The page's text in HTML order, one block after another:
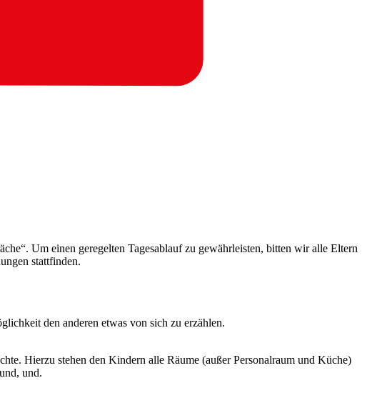
Um einen geregelten Tagesablauf zu gewährleisten, bitten wir alle Eltern
stattfinden.
den anderen etwas von sich zu erzählen.
Hierzu stehen den Kindern alle Räume (außer Personalraum und Küche)
und.